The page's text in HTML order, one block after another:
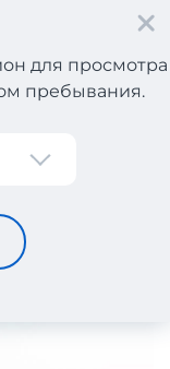
для просмотра
пребывания.
быть в вашем